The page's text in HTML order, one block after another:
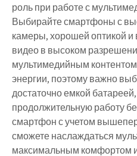
роль при работе с
Выбирайте смартфоны с
камеры, хорошей оптикой
видео в высоком
мультимедийным
энергии, поэтому важно
достаточно емкой
продолжительную работу
смартфон с учетом
сможете наслаждаться
максимальным комфортом